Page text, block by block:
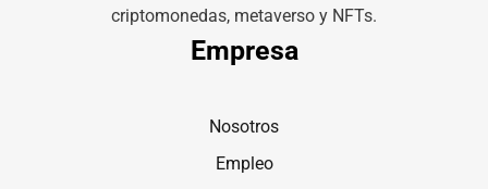
criptomonedas, metaverso y NFTs.
Empresa
Nosotros
Empleo